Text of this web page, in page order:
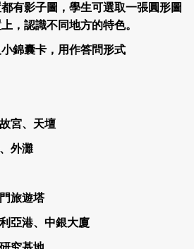
有影子圖，學生可選取一張圓形圖
，認識不同地方的特色。
錦囊卡，用作答問形式
宮、天壇
外灘
旅遊塔
亞港、中銀大廈